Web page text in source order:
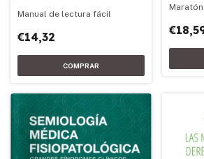
Manual de lectura fácil
€14,32
Maratón